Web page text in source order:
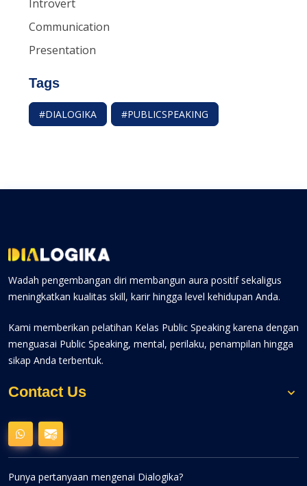
Introvert
Communication
Presentation
Tags
#DIALOGIKA #PUBLICSPEAKING
Wadah pengembangan diri membangun aura positif sekaligus
meningkatkan kualitas skill, karir hingga level kehidupan Anda.
Kami memberikan pelatihan Kelas Public Speaking karena dengan
menguasai Public Speaking, mental, perilaku, penampilan hingga
sikap Anda terbentuk.
Contact Us
Punya pertanyaan mengenai Dialogika?